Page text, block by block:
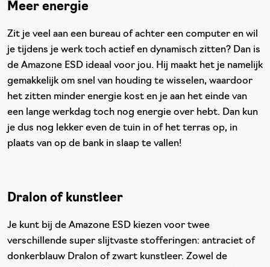
Meer energie
Zit je veel aan een bureau of achter een computer en wil
je tijdens je werk toch actief en dynamisch zitten? Dan is
de Amazone ESD ideaal voor jou. Hij maakt het je namelijk
gemakkelijk om snel van houding te wisselen, waardoor
het zitten minder energie kost en je aan het einde van
een lange werkdag toch nog energie over hebt. Dan kun
je dus nog lekker even de tuin in of het terras op, in
plaats van op de bank in slaap te vallen!
Dralon of kunstleer
Je kunt bij de Amazone ESD kiezen voor twee
verschillende super slijtvaste stofferingen: antraciet of
donkerblauw Dralon of zwart kunstleer. Zowel de